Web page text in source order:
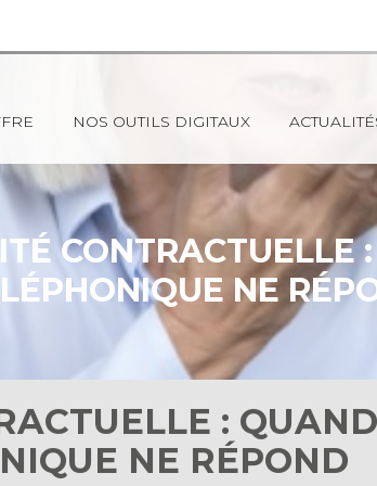
NOS OUTILS DIGITAUX
CONTRACTUELLE
NE
: QUAND
NE RÉPOND